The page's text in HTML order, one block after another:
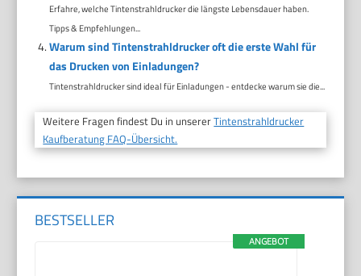
Erfahre, welche Tintenstrahldrucker die längste Lebensdauer haben.
Tipps & Empfehlungen...
Warum sind Tintenstrahldrucker oft die erste Wahl für
das Drucken von Einladungen?
Tintenstrahldrucker sind ideal für Einladungen - entdecke warum sie die...
Weitere Fragen findest Du in unsererTintenstrahldrucker
Kaufberatung FAQ-Übersicht.
BESTSELLER
ANGEBOT